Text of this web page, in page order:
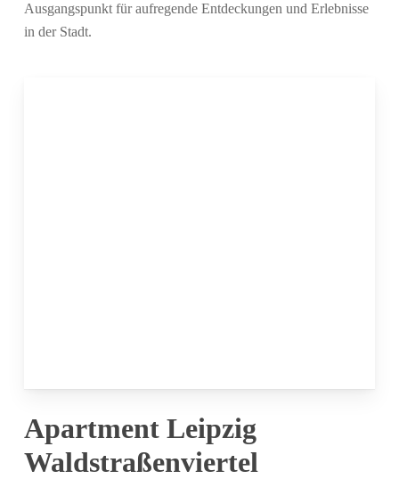
Ausgangspunkt für aufregende Entdeckungen und Erlebnisse
in der Stadt.
Apartment Leipzig
Waldstraßenviertel